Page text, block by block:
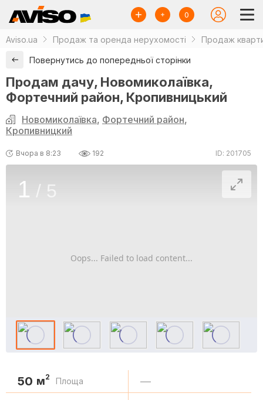
0
Aviso.ua Продаж та оренда нерухомості Продаж
Повернутись до попередньої сторінки
Продам дачу, Новомиколаївка,
Фортечний район, Кропивницький
Новомиколаївка, Фортечний район,
Кропивницкий
Вчора в 8:23 192 ID: 201705
Oops... Failed to load content...
1 / 5
50 м2 Площа —